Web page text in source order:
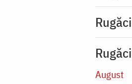
August